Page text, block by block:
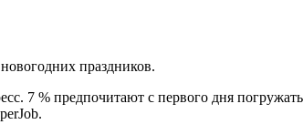
праздников.
7 % предпочитают с первого дня